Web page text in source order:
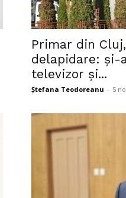
Primar din
delapidare: și-
televizor și...
Ștefana Teodoreanu - 5